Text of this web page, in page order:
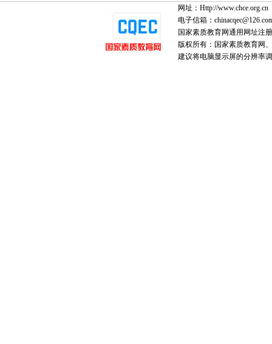
网址：Http://www.chce.org.cn
电子信箱：
国家素质教育网通用网址注
版权所有：国家素质教育网
建议将电脑显示屏的分辨率